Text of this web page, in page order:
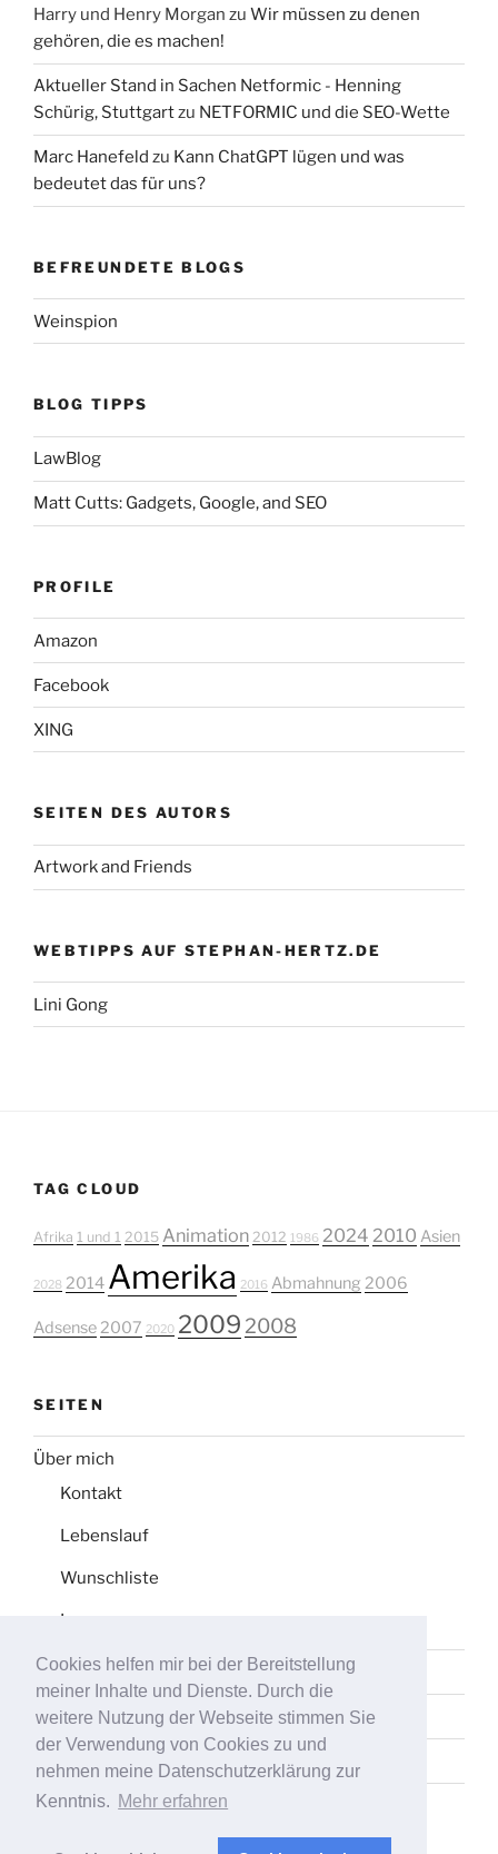
Cookies helfen mir bei der Bereitstellung
meiner Inhalte und Dienste. Durch die
weitere Nutzung der Webseite stimmen Sie
der Verwendung von Cookies zu und
nehmen meine Datenschutzerklärung zur
Kenntnis. Mehr erfahren
Harry und Henry Morgan zu Wir müssen zu denen
gehören, die es machen!
Aktueller Stand in Sachen Netformic - Henning
Schürig, Stuttgartzu NETFORMIC und die SEO-Wette
Marc Hanefeld zu Kann ChatGPT lügen und was
bedeutet das für uns?
BEFREUNDETE BLOGS
Weinspion
BLOG TIPPS
LawBlog
Matt Cutts: Gadgets, Google, and SEO
PROFILE
Amazon
Facebook
XING
SEITEN DES AUTORS
Artwork and Friends
WEBTIPPS AUF STEPHAN-HERTZ.DE
Lini Gong
TAG CLOUD
Afrika 1 und 1 2015 Animation 2012 1986 2024 2010 Asien
2028 2014 Amerika 2016 Abmahnung 2006
Adsense2007 2020 2009 2008
SEITEN
Über mich
Kontakt
Lebenslauf
Wunschliste
Impressum
Datenschutz
Tag-Liste
Sitemap